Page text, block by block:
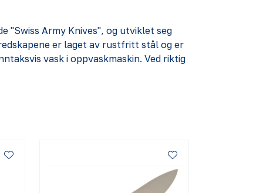
"Swiss Army Knives", og utviklet seg
er laget av rustfritt stål og er
vask i oppvaskmaskin. Ved riktig